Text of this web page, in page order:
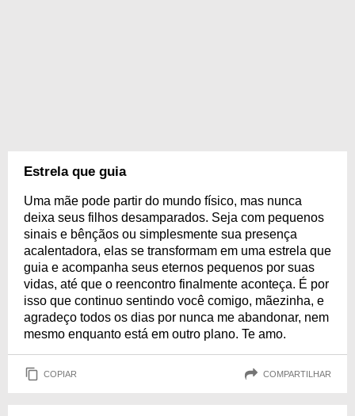
Estrela que guia
Uma mãe pode partir do mundo físico, mas nunca
deixa seus filhos desamparados. Seja com pequenos
sinais e bênçãos ou simplesmente sua presença
acalentadora, elas se transformam em uma estrela que
guia e acompanha seus eternos pequenos por suas
vidas, até que o reencontro finalmente aconteça. É por
isso que continuo sentindo você comigo, mãezinha, e
agradeço todos os dias por nunca me abandonar, nem
mesmo enquanto está em outro plano. Te amo.
COPIAR COMPARTILHAR